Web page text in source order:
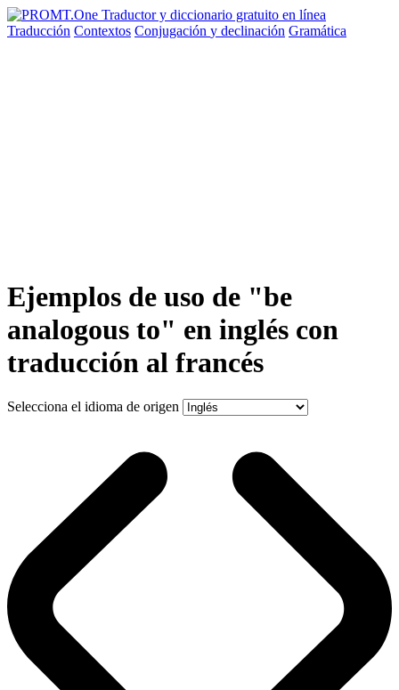
Traducción Contextos Conjugación y declinación Gramática
Ejemplos de uso de "be
analogous to" en inglés con
traducción al francés
Selecciona el idioma de origen